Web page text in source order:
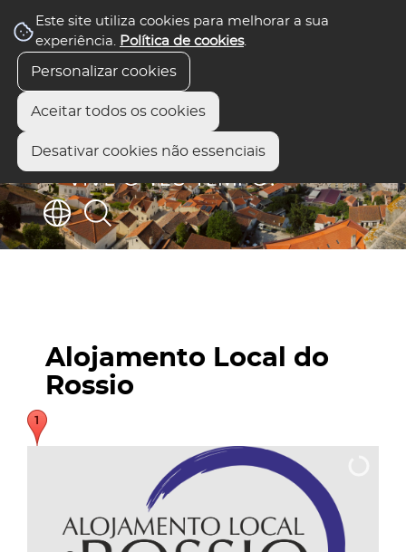
Este site utiliza cookies para melhorar a sua
experiência. Política de cookies.
Personalizar cookies
Aceitar todos os cookies
Desativar cookies não essenciais
Alojamento Local do
Rossio